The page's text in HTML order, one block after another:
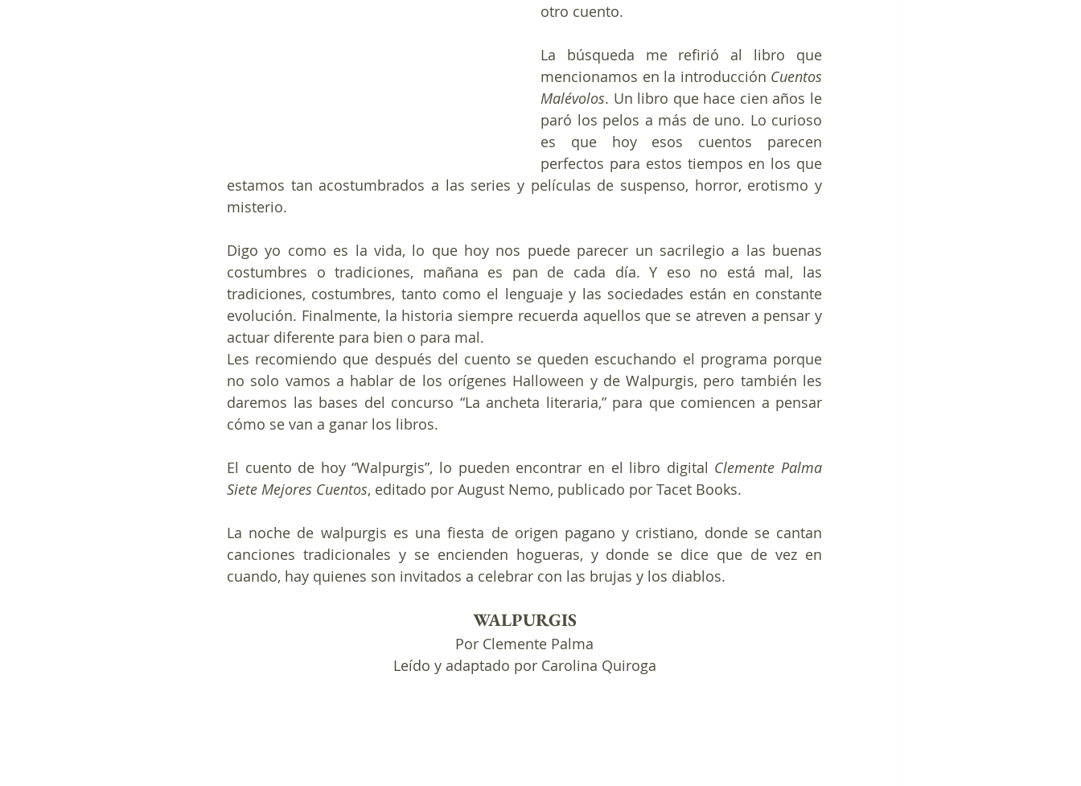
otro cuento.
La búsqueda me refirió al libro que
mencionamos en la introducción Cuentos
Malévolos. Un libro que hace cien años le
paró los pelos a más de uno. Lo curioso
es que hoy esos cuentos parecen
perfectos para estos tiempos en los que
estamos tan acostumbrados a las series y películas de suspenso, horror, erotismo y
misterio.
Digo yo como es la vida, lo que hoy nos puede parecer un sacrilegio a las buenas
costumbres o tradiciones, mañana es pan de cada día. Y eso no está mal, las
tradiciones, costumbres, tanto como el lenguaje y las sociedades están en constante
evolución. Finalmente, la historia siempre recuerda aquellos que se atreven a pensar y
actuar diferente para bien o para mal.
Les recomiendo que después del cuento se queden escuchando el programa porque
no solo vamos a hablar de los orígenes Halloween y de Walpurgis, pero también les
daremos las bases del concurso “La ancheta literaria,” para que comiencen a pensar
cómo se van a ganar los libros.
El cuento de hoy “Walpurgis”, lo pueden encontrar en el libro digital Clemente Palma
Siete Mejores Cuentos, editado por August Nemo, publicado por Tacet Books.
La noche de walpurgis es una fiesta de origen pagano y cristiano, donde se cantan
canciones tradicionales y se encienden hogueras, y donde se dice que de vez en
cuando, hay quienes son invitados a celebrar con las brujas y los diablos.
WALPURGIS
Por Clemente Palma
Leído y adaptado por Carolina Quiroga